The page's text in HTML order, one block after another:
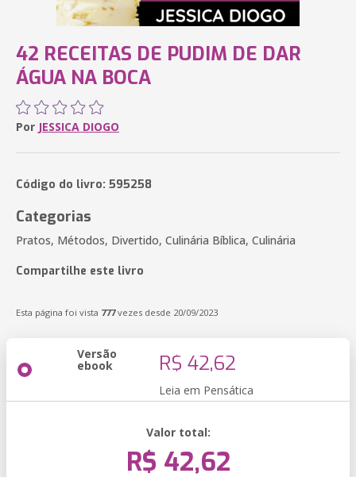
42 RECEITAS DE PUDIM DE DAR
ÁGUA NA BOCA
Por JESSICA DIOGO
Código do livro: 595258
Categorias
Pratos, Métodos, Divertido, Culinária Bíblica, Culinária
Compartilhe este livro
Esta página foi vista 777vezes desde 20/09/2023
Versão
ebook R$ 42,62
Leia em Pensática
Valor total:
R$ 42,62